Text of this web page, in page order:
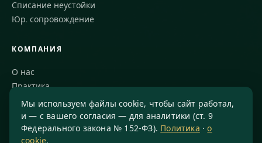
Списание неустойки
Юр. сопровождение
КОМПАНИЯ
О нас
Практика
Блог
Команда
Благодарности
Мы используем файлы cookie, чтобы сайт работал,
и — с вашего согласия — для аналитики (ст. 9
Федерального закона № 152-ФЗ). Политика ·о
cookie.